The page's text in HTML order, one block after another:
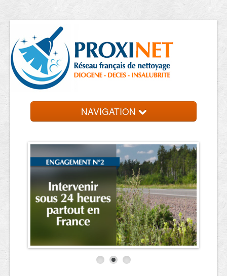
NAVIGATION
Trouver un professionnel
Contact et devis